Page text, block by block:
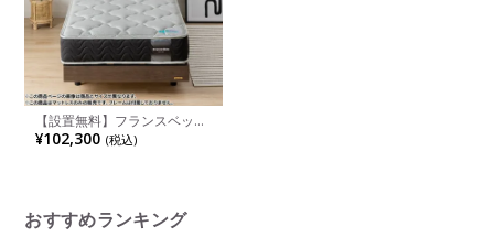
【設置無料】フランスベッド
セミダブルサイズ マットレス
MH-200ハード 高密度連続ス
¥102,300 (税込)
おすすめランキング